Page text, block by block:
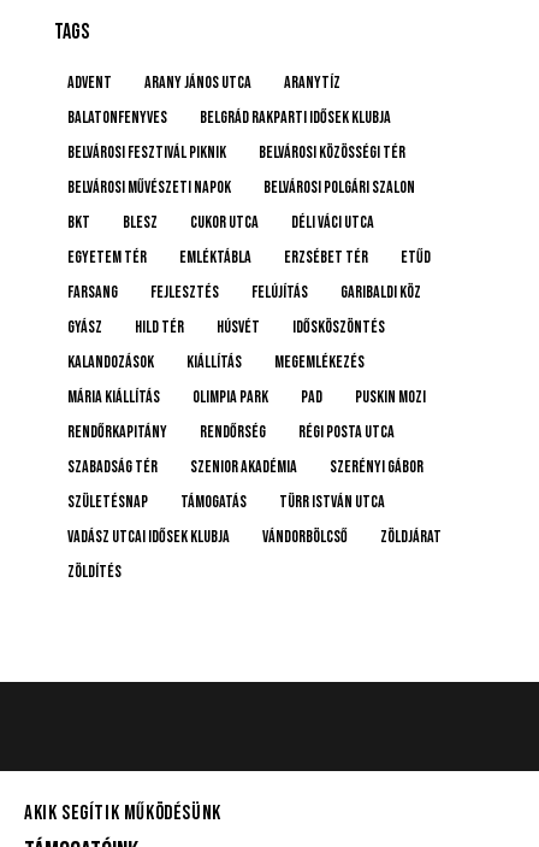
TAGS
advent Arany János utca
Aranytíz
Balatonfenyves
Belgrád Rakparti Idősek Klubja
Belvárosi Fesztivál Piknik
Belvárosi Közösségi Tér
Belvárosi Művészeti Napok
Belvárosi Polgári Szalon
BKT
BLESZ Cukor utca
Déli Váci utca
Egyetem tér
emléktábla Erzsébet tér
etűd
farsang
fejlesztés felújítás
Garibaldi köz
gyász
Hild tér húsvét
idősköszöntés
Kalandozások
kiállítás
megemlékezés
Mária kiállítás
Olimpia Park pad
Puskin mozi
rendőrkapitány
rendőrség
Régi posta utca
Szabadság tér
Szenior Akadémia
Szerényi Gábor
születésnap
támogatás
Türr István utca
Vadász Utcai Idősek Klubja
Vándorbölcső
Zöldjárat
Zöldítés
AKIK SEGÍTIK MŰKÖDÉSÜNK